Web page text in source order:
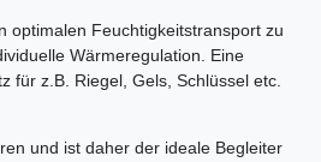
optimalen Feuchtigkeitstransport zu
Wärmeregulation. Eine
für z.B. Riegel, Gels, Schlüssel etc.
und ist daher der ideale Begleiter